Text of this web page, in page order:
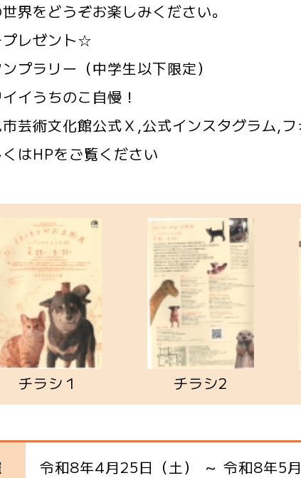
界をどうぞお楽しみください。
レゼント☆
プラリー（中学生以下限定）
イうちのこ自慢！
芸術文化館公式Ｘ,公式インスタグラム,
はHPをご覧ください
チラシ１ チラシ2
令和8年4月25日（土） ～ 令和8年5月